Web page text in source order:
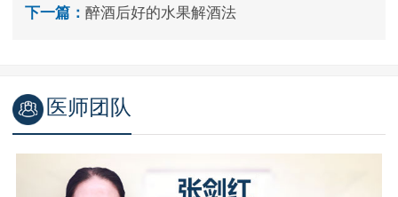
下一篇： 醉酒后好的水果解酒法
医师团队